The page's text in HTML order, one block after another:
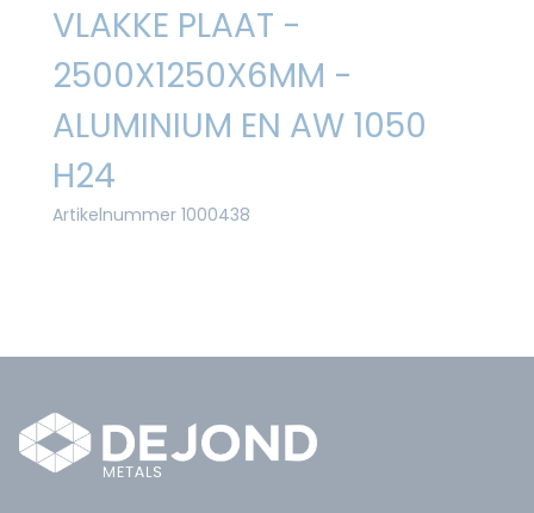
VLAKKE PLAAT -
2500X1250X6MM -
ALUMINIUM EN AW 1050
H24
Artikelnummer 1000438